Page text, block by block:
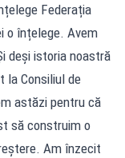
Federația
o înțelege. Avem
deși istoria noastră
la Consiliul de
astăzi pentru că
să construim o
Am înzecit